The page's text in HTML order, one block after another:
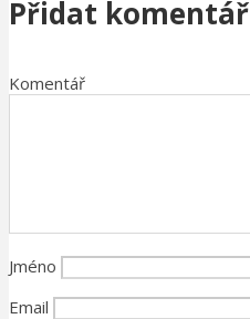
Přidat komentář
Komentář
Jméno
Email